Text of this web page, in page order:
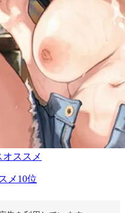
ススメ
メ10位